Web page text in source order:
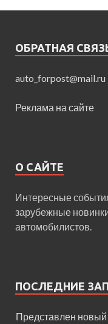
ОБРАТНАЯ
auto_forpost@mail.ru
Реклама на сайте
О САЙТЕ
Интересные
зарубежные
автомобилистов.
ПОСЛЕДНИЕ
Представлен новый